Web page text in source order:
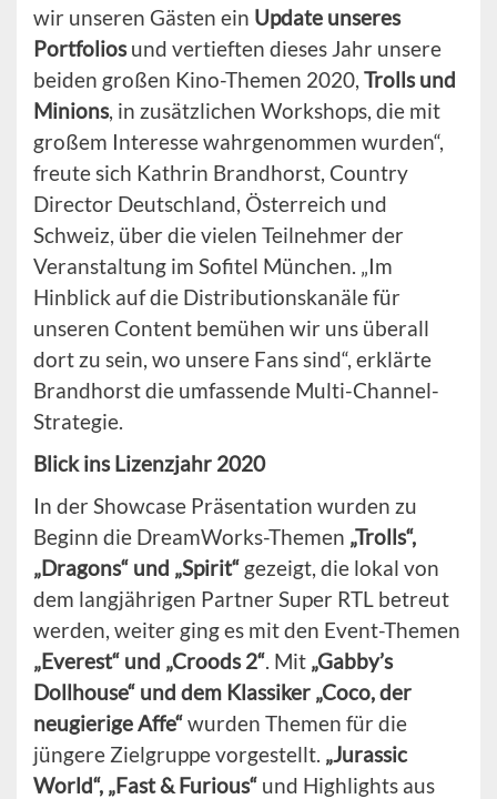
wir unseren Gästen ein Update unseres
Portfoliosund vertieften dieses Jahr unsere
beiden großen Kino-Themen 2020, Trolls und
Minions, in zusätzlichen Workshops, die mit
großem Interesse wahrgenommen wurden“,
freute sich Kathrin Brandhorst, Country
Director Deutschland, Österreich und
Schweiz, über die vielen Teilnehmer der
Veranstaltung im Sofitel München. „Im
Hinblick auf die Distributionskanäle für
unseren Content bemühen wir uns überall
dort zu sein, wo unsere Fans sind“, erklärte
Brandhorst die umfassende Multi-Channel-
Strategie.
Blick ins Lizenzjahr 2020
In der Showcase Präsentation wurden zu
Beginn die DreamWorks-Themen „Trolls“,
„Dragons“ und „Spirit“ gezeigt, die lokal von
dem langjährigen Partner Super RTL betreut
werden, weiter ging es mit den Event-Themen
„Everest“ und „Croods 2“. Mit „Gabby’s
Dollhouse“ und dem Klassiker „Coco, der
neugierige Affe“wurden Themen für die
jüngere Zielgruppe vorgestellt. „Jurassic
World“, „Fast & Furious“ und Highlights aus